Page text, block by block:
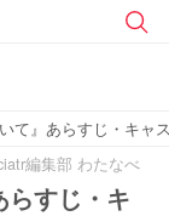
て』あらすじ・キャ
編集部 わたなべ
らすじ・キ